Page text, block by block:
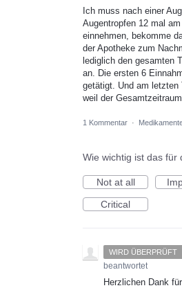
Ich muss nach einer
Augentropfen 12 mal
einnehmen, bekomme
der Apotheke zum
lediglich den gesamten
an. Die ersten 6
getätigt. Und am letzten
weil der
1 Kommentar ·
Wie wichtig ist das für
Not at all
Critical
WIRD ÜBERPRÜFT
beantwortet
Herzlichen Dank